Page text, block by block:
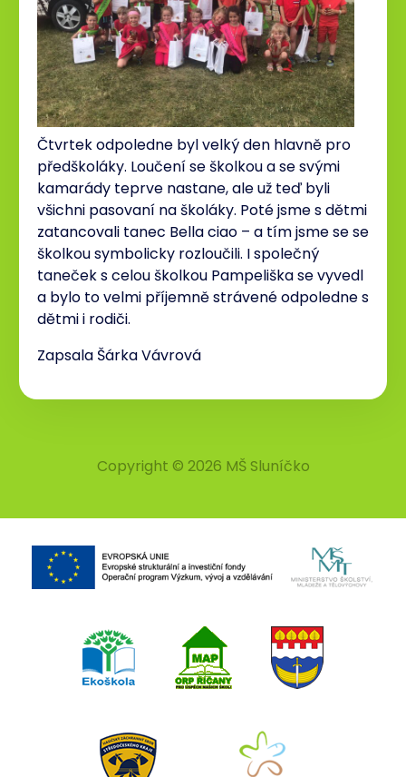
Čtvrtek odpoledne byl velký den hlavně pro
předškoláky. Loučení se školkou a se svými
kamarády teprve nastane, ale už teď byli
všichni pasovaní na školáky. Poté jsme s dětmi
zatancovali tanec Bella ciao – a tím jsme se se
školkou symbolicky rozloučili. I společný
taneček s celou školkou Pampeliška se vyvedl
a bylo to velmi příjemně strávené odpoledne s
dětmi i rodiči.
Zapsala Šárka Vávrová
Copyright © 2026 MŠ Sluníčko